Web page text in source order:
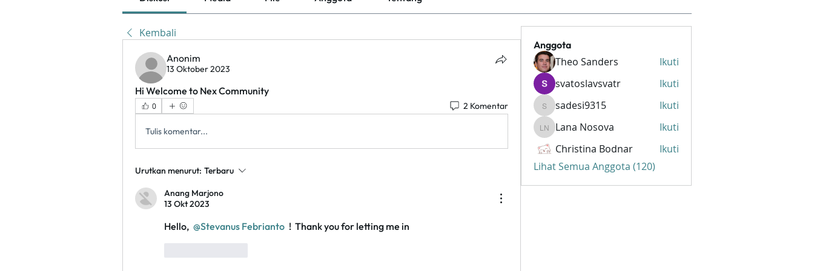
Kembali
Anonim
13 Oktober 2023
Hi Welcome to Nex Community
0 2 Komentar
Tulis komentar...
Urutkan menurut: Terbaru
Anang Marjono
13 Okt 2023
Hello, @Stevanus Febrianto !  Thank you for letting me in
Anggota
Theo Sanders
Ikuti
svatoslavsvatr
Ikuti
sadesi9315
sadesi9315 Ikuti
Lana Nosova
Lana Nosova
Ikuti
Christina Bodnar
Ikuti
Lihat Semua Anggota (120)